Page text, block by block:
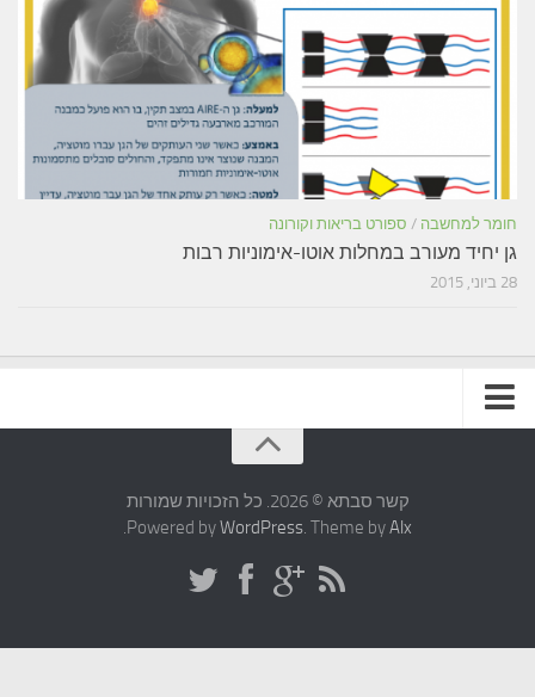
למחשבה/ספורט בריאות וקורונה
יחיד מעורב במחלות אוטו-אימוניות רבות
קשר סבתא © 2026. כל הזכויות שמורות
Powered byWordPress. Theme by
.